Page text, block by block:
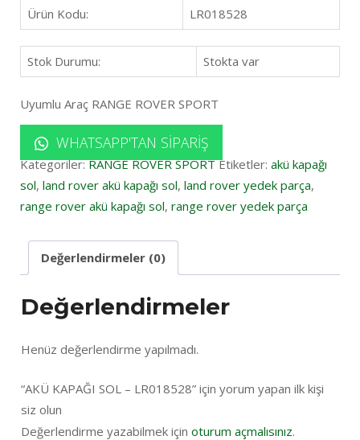
Ürün Kodu: LR018528
Stok Durumu: Stokta var
Uyumlu Araç RANGE ROVER SPORT
WHATSAPP'TAN SIPARIŞ
Kategoriler:RANGE ROVER SPORT Etiketler: akü kapağı
sol, land rover akü kapağı sol, land rover yedek parça,
range rover akü kapağı sol, range rover yedek parça
Değerlendirmeler (0)
Değerlendirmeler
Henüz değerlendirme yapılmadı.
“AKÜ KAPAĞI SOL – LR018528” için yorum yapan ilk kişi
siz olun
Değerlendirme yazabilmek için oturum açmalısınız.